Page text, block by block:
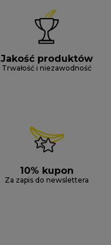
Jakość produktów
Trwałość i niezawodność
10% kupon
Za zapis do newslettera